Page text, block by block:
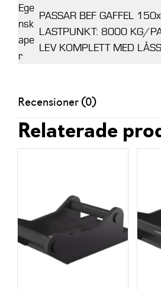
Ege
nsk
ape
r
PASSAR BEF GAFFEL
LASTPUNKT: 8000 KG/
LEV KOMPLETT MED
Recensioner (0)
Relaterade